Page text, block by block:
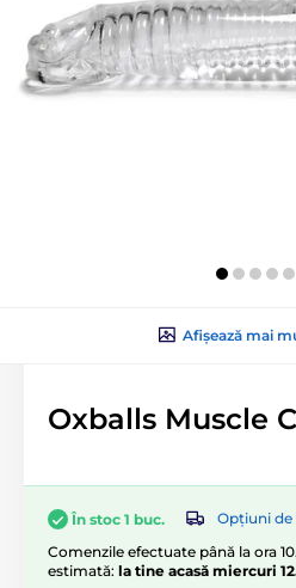
Afișează mai
Oxballs Muscle
În stoc 1 buc.
Opțiuni de
Comenzile efectuate până la ora
estimată: la tine acasă miercuri